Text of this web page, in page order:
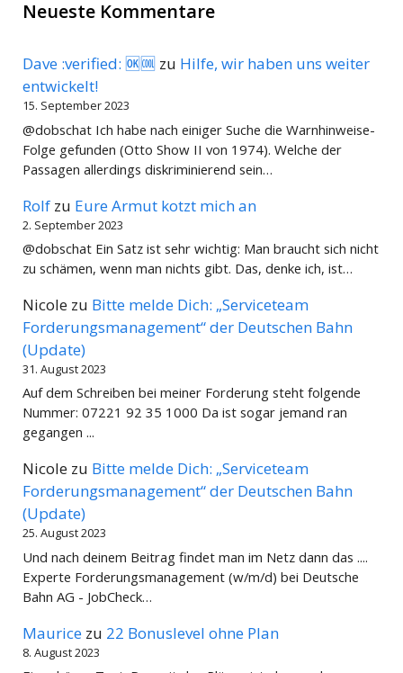
Neueste Kommentare
Dave :verified: 🆗🆒 zu Hilfe, wir haben uns weiter
entwickelt!
15. September 2023
@dobschat Ich habe nach einiger Suche die Warnhinweise-
Folge gefunden (Otto Show II von 1974). Welche der
Passagen allerdings diskriminierend sein…
Rolf zu Eure Armut kotzt mich an
2. September 2023
@dobschat Ein Satz ist sehr wichtig: Man braucht sich nicht
zu schämen, wenn man nichts gibt. Das, denke ich, ist…
Nicole zu Bitte melde Dich: „Serviceteam
Forderungsmanagement“ der Deutschen Bahn
(Update)
31. August 2023
Auf dem Schreiben bei meiner Forderung steht folgende
Nummer: 07221 92 35 1000 Da ist sogar jemand ran
gegangen ...
Nicole zu Bitte melde Dich: „Serviceteam
Forderungsmanagement“ der Deutschen Bahn
(Update)
25. August 2023
Und nach deinem Beitrag findet man im Netz dann das ....
Experte Forderungsmanagement (w/m/d) bei Deutsche
Bahn AG - JobCheck…
Maurice zu 22 Bonuslevel ohne Plan
8. August 2023